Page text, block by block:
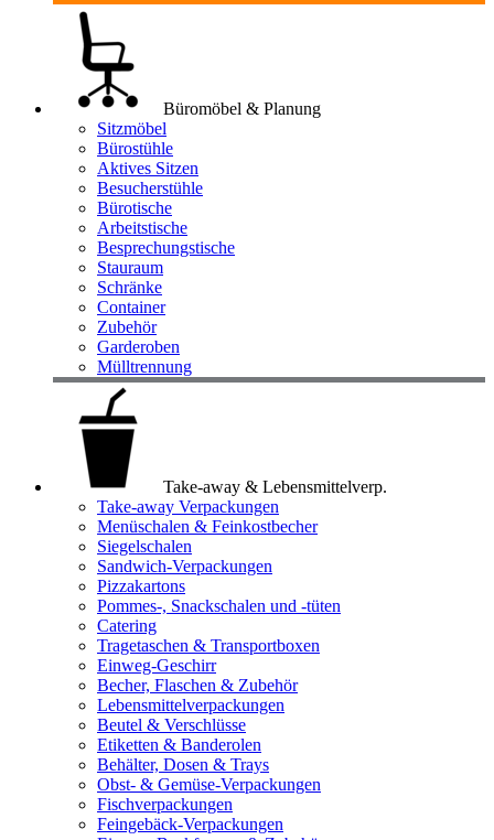
Büromöbel & Planung
Sitzmöbel
Bürostühle
Aktives Sitzen
Besucherstühle
Bürotische
Arbeitstische
Besprechungstische
Stauraum
Schränke
Container
Zubehör
Garderoben
Mülltrennung
Take-away & Lebensmittelverp.
Take-away Verpackungen
Menüschalen & Feinkostbecher
Siegelschalen
Sandwich-Verpackungen
Pizzakartons
Pommes-, Snackschalen und -tüten
Catering
Tragetaschen & Transportboxen
Einweg-Geschirr
Becher, Flaschen & Zubehör
Lebensmittelverpackungen
Beutel & Verschlüsse
Etiketten & Banderolen
Behälter, Dosen & Trays
Obst- & Gemüse-Verpackungen
Fischverpackungen
Feingebäck-Verpackungen